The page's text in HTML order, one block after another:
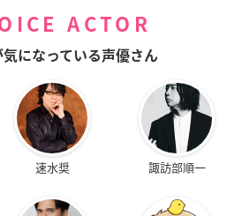
ACTOR
気になっている声優さん
速水奨 諏訪部順一